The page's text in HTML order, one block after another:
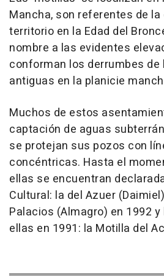
Mancha, son referentes de
territorio en la Edad del
nombre a las evidentes
conforman los derrumbes
antiguas en la planicie
Muchos de estos
captación de aguas
se protejan sus pozos con
concéntricas. Hasta el
ellas se encuentran
Cultural: la del Azuer
Palacios (Almagro) en 1992
ellas en 1991: la Motilla del